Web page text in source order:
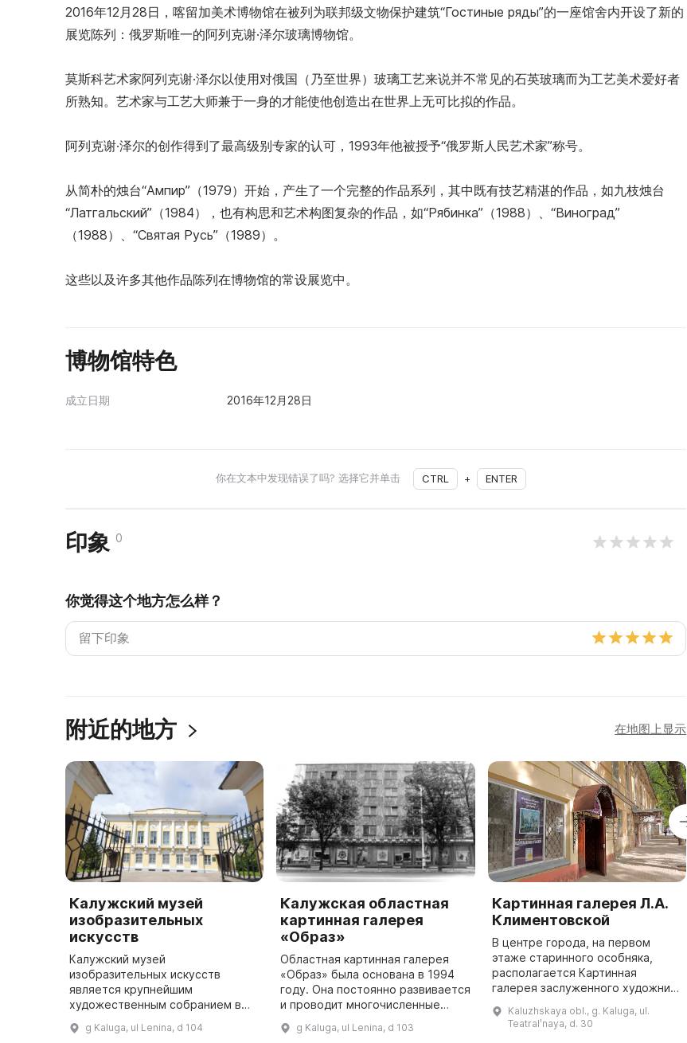
2016年12月28日，喀留加美术博物馆在被列为联邦级文物保护建筑“Гостиные ряды”的一座馆舍内开设了新的
展览陈列：俄罗斯唯一的阿列克谢·泽尔玻璃博物馆。
莫斯科艺术家阿列克谢·泽尔以使用对俄国（乃至世界）玻璃工艺来说并不常见的石英玻璃而为工艺美术爱好者
所熟知。艺术家与工艺大师兼于一身的才能使他创造出在世界上无可比拟的作品。
阿列克谢·泽尔的创作得到了最高级别专家的认可，1993年他被授予“俄罗斯人民艺术家”称号。
从简朴的烛台“Ампир”（1979）开始，产生了一个完整的作品系列，其中既有技艺精湛的作品，如九枝烛台
“Латгальский”（1984），也有构思和艺术构图复杂的作品，如“Рябинка”（1988）、“Виноград”
（1988）、“Святая Русь”（1989）。
这些以及许多其他作品陈列在博物馆的常设展览中。
博物馆特色
成立日期 2016年12月28日
你在文本中发现错误了吗? 选择它并单击 CTRL + ENTER
印象 0
你觉得这个地方怎么样？
附近的地方 在地图上显示
Калужский музей
изобразительных
искусств
Калужский музей
изобразительных искусств
является крупнейшим
художественным собранием в
1918 году и в 1969 году было
g Kaluga, ul Lenina, d 104
Калужская областная
картинная галерея
«Образ»
Областная картинная галерея
«Образ» была основана в 1994
году. Она постоянно развивается
и проводит многочисленные
за ее пределами. Также галерея
g Kaluga, ul Lenina, d 103
Картинная галерея Л.А.
Климентовской
В центре города, на первом
этаже старинного особняка,
располагается Картинная
галерея заслуженного художника
Климентовской. Она является
единственным в Калуге музеем
Kaluzhskaya obl., g. Kaluga, ul.
Teatralʹnaya, d. 30